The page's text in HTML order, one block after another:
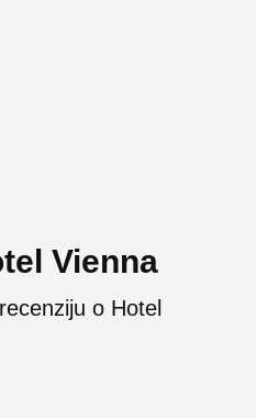
Vienna
o Hotel